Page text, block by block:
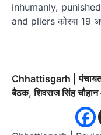
inhumanly,
and pliers कोरबा 19
Chhattisgarh | पंचायत,
बैठक, शिवराज सिंह